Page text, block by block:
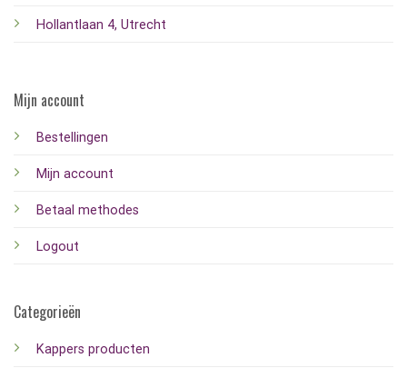
Hollantlaan 4, Utrecht
Mijn account
Bestellingen
Mijn account
Betaal methodes
Logout
Categorieën
Kappers producten